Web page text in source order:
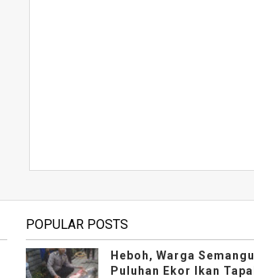
POPULAR POSTS
Heboh, Warga
Puluhan Ekor Ikan